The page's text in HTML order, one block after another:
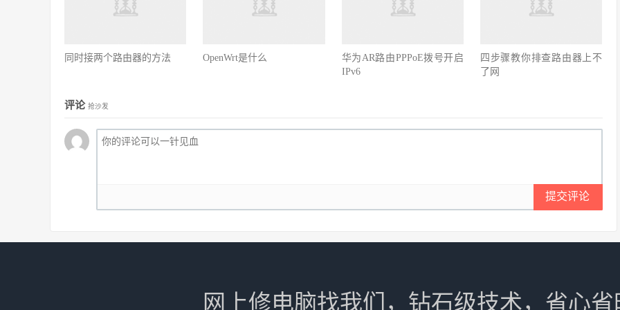
同时接两个路由器的方法 OpenWrt是什么
华为AR路由PPPoE拨号开启
IPv6
四步骤教你排查路由器上不
了网
评论 抢沙发
提交评论
网上修电脑找我们，钻石级技术，省心省